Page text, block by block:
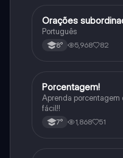
Português
Orações
Português
8° 5,968 82
Matematica
Porcentagem!
Aprenda porcentagem
fácil!!
7° 1,868 51